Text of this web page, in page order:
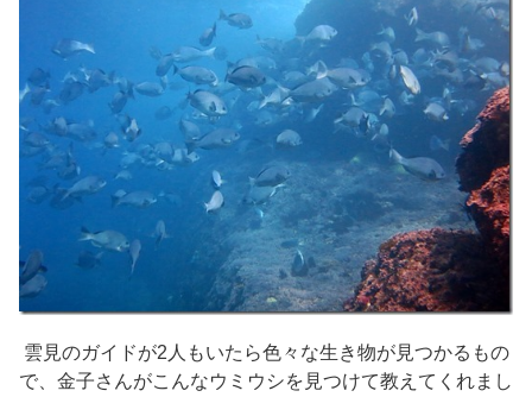
雲見のガイドが2人もいたら色々な生き物が見つかるもの
で、金子さんがこんなウミウシを見つけて教えてくれまし